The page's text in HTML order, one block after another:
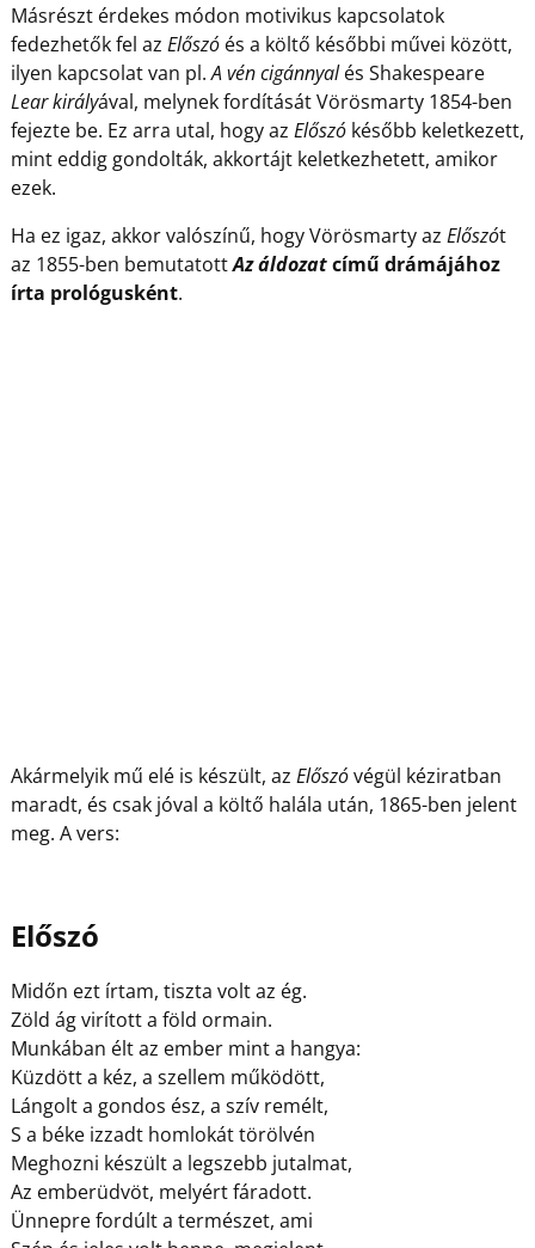
Másrészt érdekes módon motivikus kapcsolatok
fedezhetők fel az Előszóés a költő későbbi művei között,
ilyen kapcsolat van pl.A vén cigánnyalés Shakespeare
Lear királyával, melynek fordítását Vörösmarty 1854-ben
fejezte be. Ez arra utal, hogy az Előszókésőbb keletkezett,
mint eddig gondolták, akkortájt keletkezhetett, amikor
ezek.
Ha ez igaz, akkor valószínű, hogy Vörösmarty az Előszót
az 1855-ben bemutatottAz áldozatcímű drámájához
írta prológusként.
Akármelyik mű elé is készült, az Előszóvégül kéziratban
maradt, és csak jóval a költő halála után, 1865-ben jelent
meg. A vers:
Előszó
Midőn ezt írtam, tiszta volt az ég.
Zöld ág virított a föld ormain.
Munkában élt az ember mint a hangya:
Küzdött a kéz, a szellem működött,
Lángolt a gondos ész, a szív remélt,
S a béke izzadt homlokát törölvén
Meghozni készült a legszebb jutalmat,
Az emberüdvöt, melyért fáradott.
Ünnepre fordúlt a természet, ami